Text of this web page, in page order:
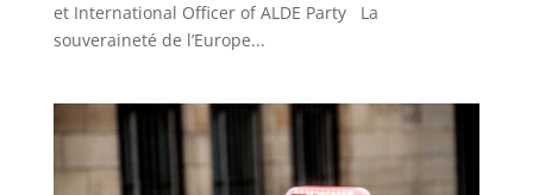
et International Officer of ALDE Party La
souveraineté de l’Europe...